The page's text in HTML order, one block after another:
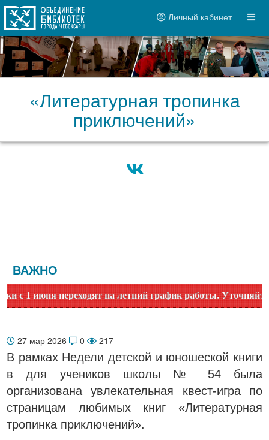
Личный кабинет
«Литературная тропинка
приключений»
ВАЖНО
июня переходят на летний график работы. Уточняйте
27 мар 2026 0 217
В рамках Недели детской и юношеской книги
в для учеников школы № 54 была
организована увлекательная квест-игра по
страницам любимых книг «Литературная
тропинка приключений».